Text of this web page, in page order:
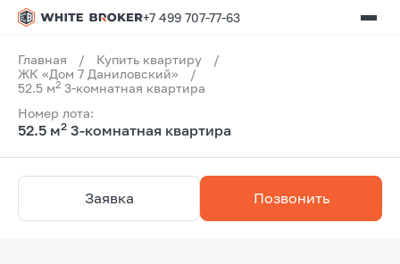
+7 499 707-77-63
Главная / Купить квартиру
/
ЖК «Дом 7 Даниловский»
/
52.5 м2 3-комнатная квартира
Номер лота:
52.5 м2 3-комнатная квартира
Заявка Позвонить